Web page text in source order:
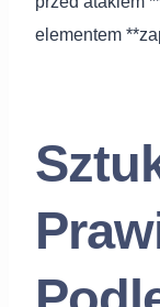
elementem